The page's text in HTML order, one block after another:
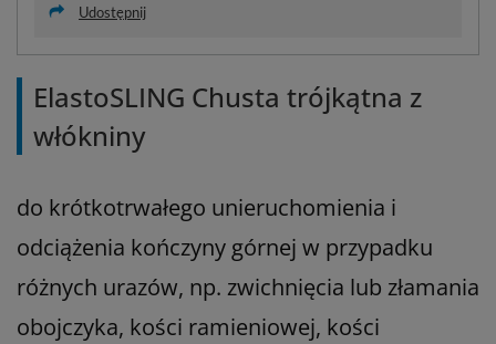
Udostępnij
ElastoSLING Chusta trójkątna z
włókniny
do krótkotrwałego unieruchomienia i
odciążenia kończyny górnej w przypadku
różnych urazów, np. zwichnięcia lub złamania
obojczyka, kości ramieniowej, kości